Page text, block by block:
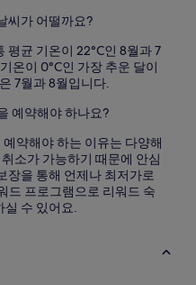
씨가 어떨까요?
평균 기온이 22°C인 8월과 7
온이 0°C인 가장 추운 달이
7월과 8월입니다.
예약해야 하나요?
약해야 하는 이유는 다양해
소가 가능하기 때문에 안심
장을 통해 언제나 최저가로
드 프로그램으로 리워드 숙
실 수 있어요.